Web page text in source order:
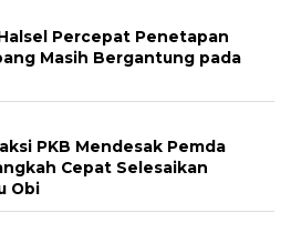
Percepat Penetapan
Masih Bergantung pada
PKB Mendesak Pemda
Cepat Selesaikan
Obi